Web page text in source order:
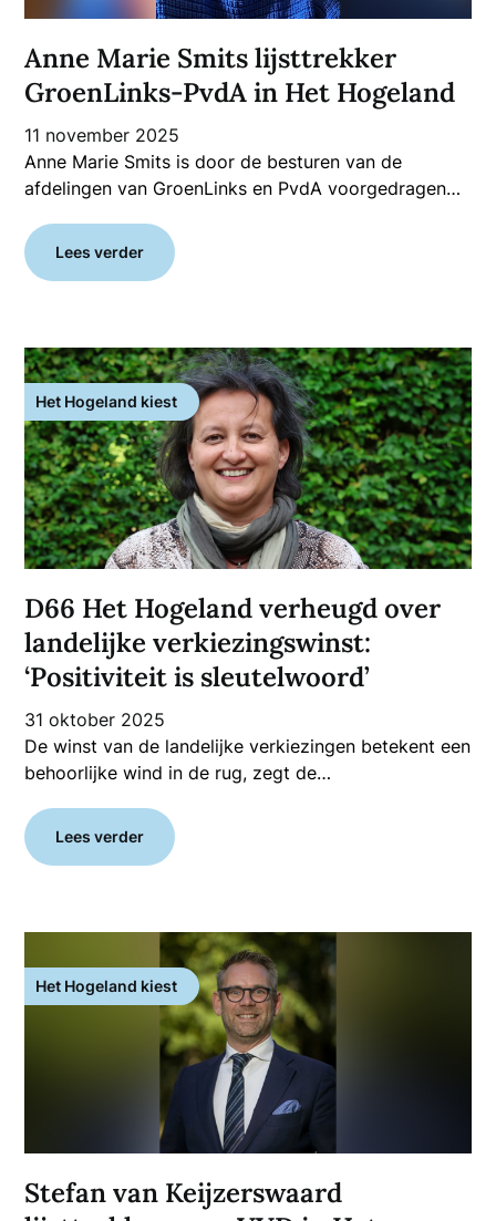
Anne Marie Smits lijsttrekker
GroenLinks-PvdA in Het Hogeland
11 november 2025
Anne Marie Smits is door de besturen van de
afdelingen van GroenLinks en PvdA voorgedragen…
Lees verder
Het Hogeland kiest
D66 Het Hogeland verheugd over
landelijke verkiezingswinst:
‘Positiviteit is sleutelwoord’
31 oktober 2025
De winst van de landelijke verkiezingen betekent een
behoorlijke wind in de rug, zegt de…
Lees verder
Het Hogeland kiest
Stefan van Keijzerswaard